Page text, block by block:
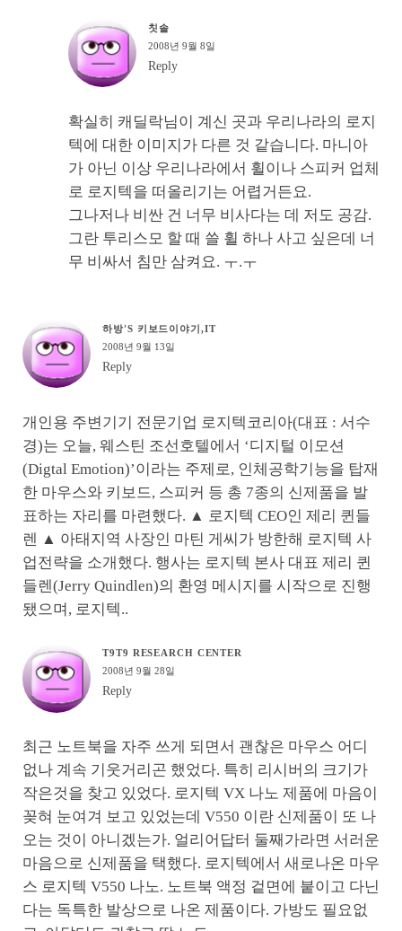
칫솔
2008년 9월 8일
Reply
확실히 캐딜락님이 계신 곳과 우리나라의 로지
텍에 대한 이미지가 다른 것 같습니다. 마니아
가 아닌 이상 우리나라에서 휠이나 스피커 업체
로 로지텍을 떠올리기는 어렵거든요.
그나저나 비싼 건 너무 비사다는 데 저도 공감.
그란 투리스모 할 때 쓸 휠 하나 사고 싶은데 너
무 비싸서 침만 삼켜요. ㅜ.ㅜ
하방'S 키보드이야기,IT
2008년 9월 13일
Reply
개인용 주변기기 전문기업 로지텍코리아(대표 : 서수
경)는 오늘, 웨스틴 조선호텔에서 ‘디지털 이모션
(Digtal Emotion)’이라는 주제로, 인체공학기능을 탑재
한 마우스와 키보드, 스피커 등 총 7종의 신제품을 발
표하는 자리를 마련했다. ▲ 로지텍 CEO인 제리 퀸들
렌 ▲ 아태지역 사장인 마틴 게씨가 방한해 로지텍 사
업전략을 소개했다. 행사는 로지텍 본사 대표 제리 퀸
들렌(Jerry Quindlen)의 환영 메시지를 시작으로 진행
됐으며, 로지텍..
T9T9 RESEARCH CENTER
2008년 9월 28일
Reply
최근 노트북을 자주 쓰게 되면서 괜찮은 마우스 어디
없나 계속 기웃거리곤 했었다. 특히 리시버의 크기가
작은것을 찾고 있었다. 로지텍 VX 나노 제품에 마음이
꽂혀 눈여겨 보고 있었는데 V550 이란 신제품이 또 나
오는 것이 아니겠는가. 얼리어답터 둘째가라면 서러운
마음으로 신제품을 택했다. 로지텍에서 새로나온 마우
스 로지텍 V550 나노. 노트북 액정 겉면에 붙이고 다닌
다는 독특한 발상으로 나온 제품이다. 가방도 필요없